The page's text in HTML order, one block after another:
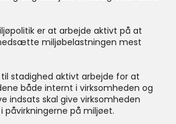
er at arbejde aktivt på at
miljøbelastningen mest
stadighed aktivt arbejde for at
både internt i virksomheden og
indsats skal give virksomheden
påvirkningerne på miljøet.